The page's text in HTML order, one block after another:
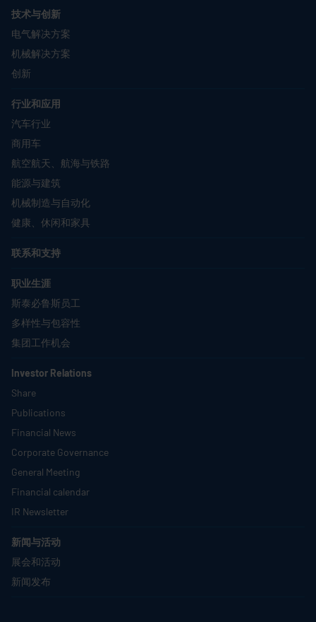
技术与创新
电气解决方案
机械解决方案
创新
行业和应用
汽车行业
商用车
航空航天、航海与铁路
能源与建筑
机械制造与自动化
健康、休闲和家具
联系和支持
职业生涯
斯泰必鲁斯员工
多样性与包容性
集团工作机会
Investor Relations
Share
Publications
Financial News
Corporate Governance
General Meeting
Financial calendar
IR Newsletter
新闻与活动
展会和活动
新闻发布